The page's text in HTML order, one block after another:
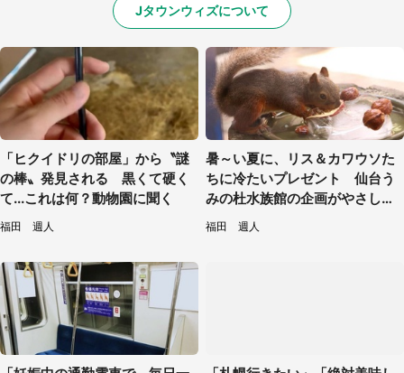
Jタウンウィズについて
「ヒクイドリの部屋」から〝謎
の棒〟発見される 黒くて硬く
て...これは何？動物園に聞く
福田 週人
暑～い夏に、リス＆カワウソた
ちに冷たいプレゼント 仙台う
みの杜水族館の企画がやさしい
【7／31～8／23】
福田 週人